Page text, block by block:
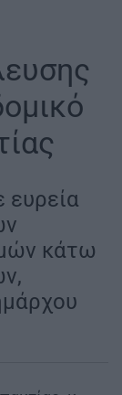
ευρεία
κάτω